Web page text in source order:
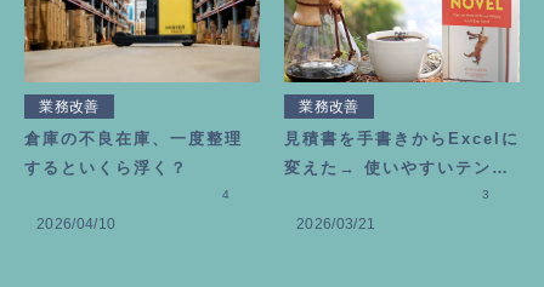
業務改善
倉庫の不良在庫、一度整理
するといくら浮く？
2026/04/10
4
業務改善
見積書を手書きからExcelに
変えた→ 使いやすいテンプ
2026/03/21
3